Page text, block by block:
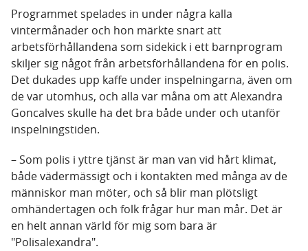
Programmet spelades in under några kalla
vintermånader och hon märkte snart att
arbetsförhållandena som sidekick i ett barnprogram
skiljer sig något från arbetsförhållandena för en polis.
Det dukades upp kaffe under inspelningarna, även om
de var utomhus, och alla var måna om att Alexandra
Goncalves skulle ha det bra både under och utanför
inspelningstiden.
– Som polis i yttre tjänst är man van vid hårt klimat,
både vädermässigt och i kontakten med många av de
människor man möter, och så blir man plötsligt
omhändertagen och folk frågar hur man mår. Det är
en helt annan värld för mig som bara är
"Polisalexandra".